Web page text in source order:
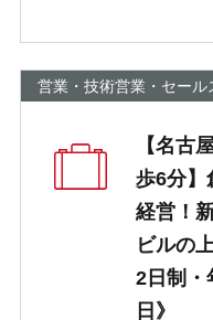
営業・技術営業・セール
【名古
歩6分】
経営！
ビルの
2日制・
日》